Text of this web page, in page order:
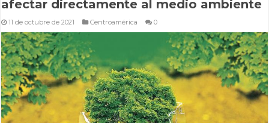
afectar directamente al medio ambiente
11 de octubre de 2021 Centroamérica 0